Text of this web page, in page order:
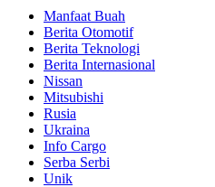
Manfaat Buah
Berita Otomotif
Berita Teknologi
Berita Internasional
Nissan
Mitsubishi
Rusia
Ukraina
Info Cargo
Serba Serbi
Unik